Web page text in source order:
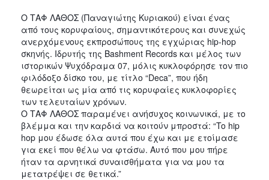
Ο ΤΑΦ ΛΑΘΟΣ (Παναγιώτης Κυριακού) είναι ένας
από τους κορυφαίους, σημαντικότερους και συνεχώς
ανερχόμενους εκπροσώπους της εγχώριας hip-hop
σκηνής. Iδρυτής της Bashment Records και μέλος των
ιστορικών Ψυχόδραμα 07, μόλις κυκλοφόρησε τον πιο
φιλόδοξο δίσκο του, με τίτλο “Deca”, που ήδη
θεωρείται ως μία από τις κορυφαίες κυκλοφορίες
των τελευταίων χρόνων.
Ο ΤΑΦ ΛΑΘΟΣ παραμένει ανήσυχος κοινωνικά, με το
βλέμμα και την καρδιά να κοιτούν μπροστά: “To hip
hop μου έδωσε όλα αυτά που έχω και με ετοίμασε
για εκεί που θέλω να φτάσω. Αυτό που μου πήρε
ήταν τα αρνητικά συναισθήματα για να μου τα
μετατρέψει σε θετικά.”